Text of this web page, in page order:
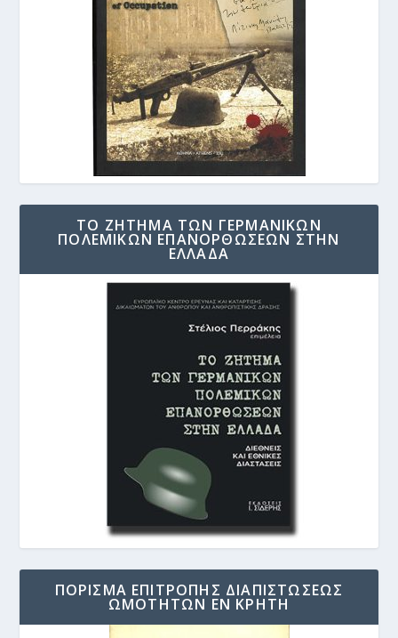
ΤΟ ΖΗΤΗΜΑ ΤΩΝ ΓΕΡΜΑΝΙΚΩΝ
ΠΟΛΕΜΙΚΩΝ ΕΠΑΝΟΡΘΩΣΕΩΝ ΣΤΗΝ
ΕΛΛΑΔΑ
ΠΟΡΙΣΜΑ ΕΠΙΤΡΟΠΗΣ ΔΙΑΠΙΣΤΩΣΕΩΣ
ΩΜΟΤΗΤΩΝ ΕΝ ΚΡΗΤΗ